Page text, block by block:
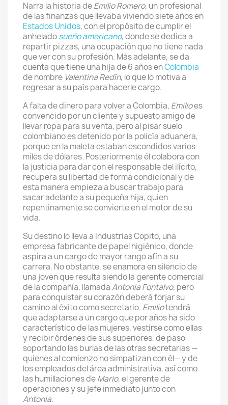
Narra la historia deEmilio Romero, un profesional
de las finanzas que llevaba viviendo siete años en
Estados Unidos, con el propósito de cumplir el
anheladosueño americano, donde se dedica a
repartir pizzas, una ocupación que no tiene nada
que ver con su profesión. Más adelante, se da
cuenta que tiene una hija de 6 años enColombia
de nombre Valentina Redín, lo que lo motiva a
regresar a su país para hacerle cargo.
A falta de dinero para volver a Colombia, Emilioes
convencido por un cliente y supuesto amigo de
llevar ropa para su venta, pero al pisar suelo
colombiano es detenido por la policía aduanera,
porque en la maleta estaban escondidos varios
miles de dólares. Posteriormente él colabora con
la justicia para dar con el responsable del ilícito,
recupera su libertad de forma condicional y de
esta manera empieza a buscar trabajo para
sacar adelante a su pequeña hija, quien
repentinamente se convierte en el motor de su
vida.
Su destino lo lleva a Industrias Copito, una
empresa fabricante de papel higiénico, donde
aspira a un cargo de mayor rango afín a su
carrera. No obstante, se enamora en silencio de
una joven que resulta siendo la gerente comercial
de la compañía, llamadaAntonia Fontalvo, pero
para conquistar su corazón deberá forjar su
camino al éxito como secretario. Emiliotendrá
que adaptarse a un cargo que por años ha sido
característico de las mujeres, vestirse como ellas
y recibir órdenes de sus superiores, de paso
soportando las burlas de las otras secretarias —
quienes al comienzo no simpatizan con él— y de
los empleados del área administrativa, así como
las humillaciones deMario, el gerente de
operaciones y su jefe inmediato junto con
Antonia.